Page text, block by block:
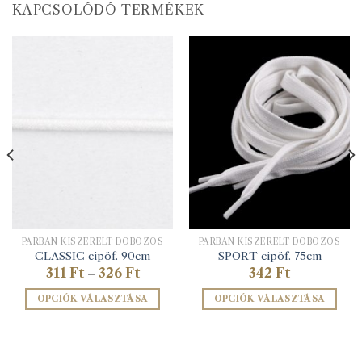
KAPCSOLÓDÓ TERMÉKEK
PÁRBAN KISZERELT DOBOZOS
CLASSIC cipöf. 90cm
311 Ft – 326 FtÁrtartomány:
311 Ft
-
326 Ft
OPCIÓK VÁLASZTÁSA
PÁRBAN KISZERELT DOBOZOS
SPORT cipöf. 75cm
342 Ft
OPCIÓK VÁLASZTÁSA